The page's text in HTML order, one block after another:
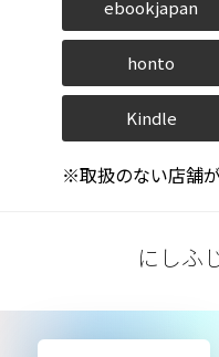
ebookjapan
honto
Kindle
※取扱のない店舗
にしふ